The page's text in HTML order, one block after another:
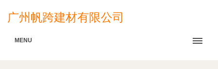
广州帆跨建材有限公司
MENU